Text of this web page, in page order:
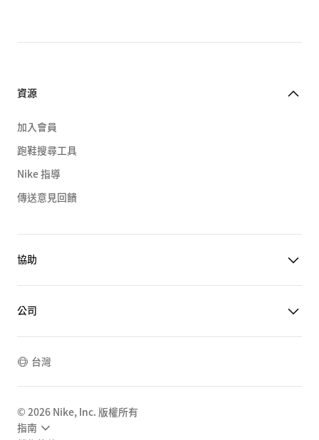
資源
加入會員
跑鞋搜尋工具
Nike 指導
傳送意見回饋
協助
公司
台灣
© 2026 Nike, Inc. 版權所有
指南